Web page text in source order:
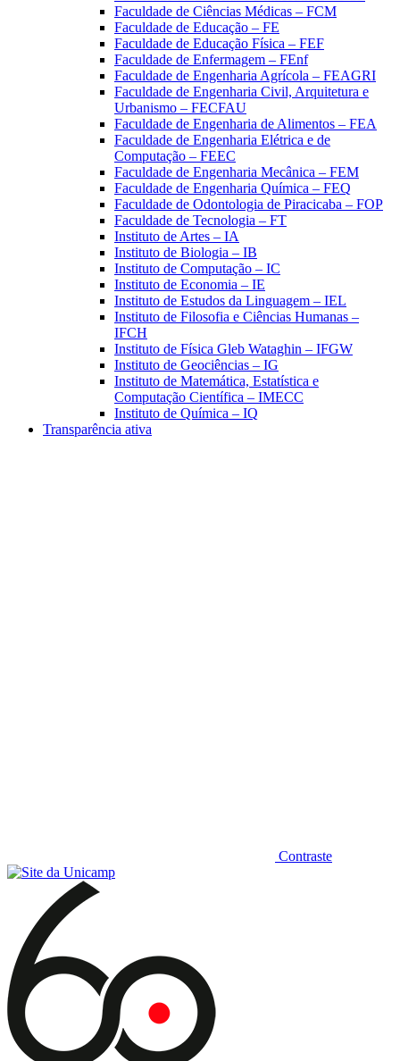
Faculdade de Ciências Médicas – FCM
Faculdade de Educação – FE
Faculdade de Educação Física – FEF
Faculdade de Enfermagem – FEnf
Faculdade de Engenharia Agrícola – FEAGRI
Faculdade de Engenharia Civil, Arquitetura e
Urbanismo – FECFAU
Faculdade de Engenharia de Alimentos – FEA
Faculdade de Engenharia Elétrica e de
Computação – FEEC
Faculdade de Engenharia Mecânica – FEM
Faculdade de Engenharia Química – FEQ
Faculdade de Odontologia de Piracicaba – FOP
Faculdade de Tecnologia – FT
Instituto de Artes – IA
Instituto de Biologia – IB
Instituto de Computação – IC
Instituto de Economia – IE
Instituto de Estudos da Linguagem – IEL
Instituto de Filosofia e Ciências Humanas –
IFCH
Instituto de Física Gleb Wataghin – IFGW
Instituto de Geociências – IG
Instituto de Matemática, Estatística e
Computação Científica – IMECC
Instituto de Química – IQ
Transparência ativa
Contraste